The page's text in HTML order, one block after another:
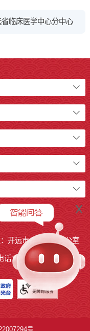
临床医学中心分中心
开远市人民政府办公室
话：0873-7236877
号
x